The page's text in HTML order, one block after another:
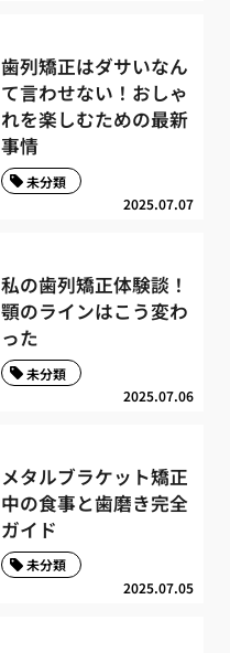
歯列矯正はダサいなん
て言わせない！おしゃ
れを楽しむための最新
事情
2025.07.07
未分類
私の歯列矯正体験談！
顎のラインはこう変わ
った
2025.07.06
未分類
メタルブラケット矯正
中の食事と歯磨き完全
ガイド
2025.07.05
未分類